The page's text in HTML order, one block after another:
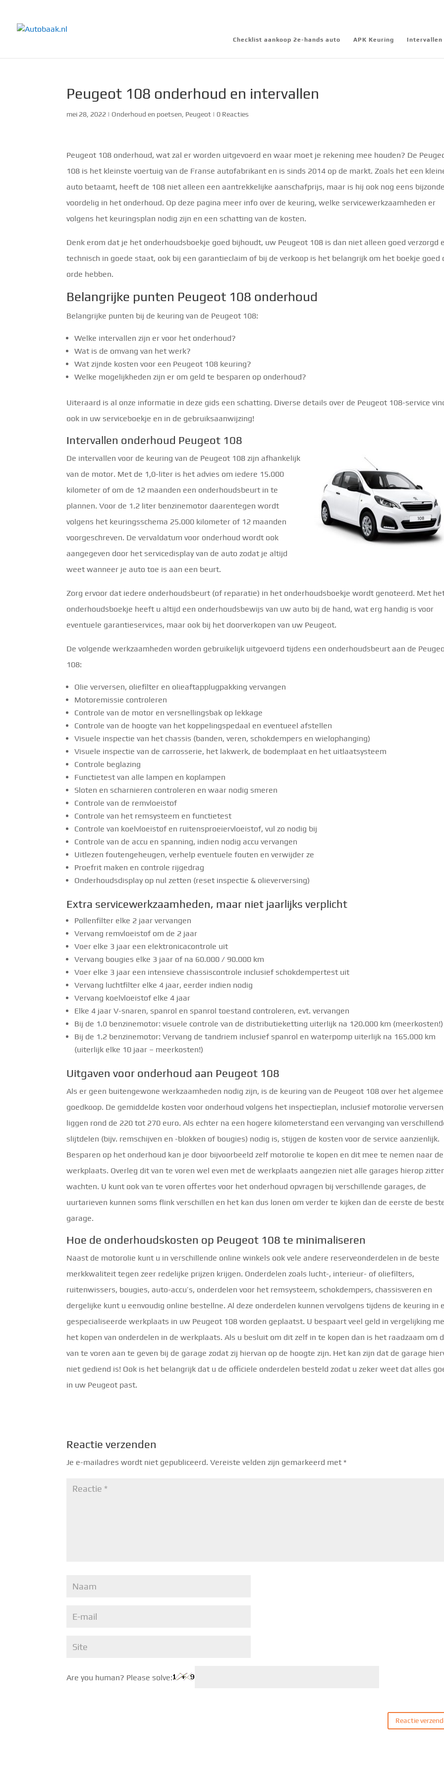
Checklist aankoop 2e-hands auto APK Keuring Intervallen
Peugeot 108 onderhoud en intervallen
mei 28, 2022 | Onderhoud en poetsen Peugeot | 0 Reacties
Peugeot 108 onderhoud, wat zal er worden uitgevoerd en waar moet je rekening mee houden? De
108 is het kleinste voertuig van de Franse autofabrikant en is sinds 2014 op de markt. Zoals het een
auto betaamt, heeft de 108 niet alleen een aantrekkelijke aanschafprijs, maar is hij ook nog eens
voordelig in het onderhoud. Op deze pagina meer info over de keuring, welke servicewerkzaamheden er
volgens het keuringsplan nodig zijn en een schatting van de kosten.
Denk erom dat je het onderhoudsboekje goed bijhoudt, uw Peugeot 108 is dan niet alleen goed verzorgd
technisch in goede staat, ook bij een garantieclaim of bij de verkoop is het belangrijk om het boekje goed
orde hebben.
Belangrijke punten Peugeot 108 onderhoud
Belangrijke punten bij de keuring van de Peugeot 108:
Welke intervallen zijn er voor het onderhoud?
Wat is de omvang van het werk?
Wat zijnde kosten voor een Peugeot 108 keuring?
Welke mogelijkheden zijn er om geld te besparen op onderhoud?
Uiteraard is al onze informatie in deze gids een schatting. Diverse details over de Peugeot 108-service
ook in uw serviceboekje en in de gebruiksaanwijzing!
Intervallen onderhoud Peugeot 108
De intervallen voor de keuring van de Peugeot 108 zijn afhankelijk
van de motor. Met de 1,0-liter is het advies om iedere 15.000
kilometer of om de 12 maanden een onderhoudsbeurt in te
plannen. Voor de 1.2 liter benzinemotor daarentegen wordt
volgens het keuringsschema 25.000 kilometer of 12 maanden
voorgeschreven. De vervaldatum voor onderhoud wordt ook
aangegeven door het servicedisplay van de auto zodat je altijd
weet wanneer je auto toe is aan een beurt.
Zorg ervoor dat iedere onderhoudsbeurt (of reparatie) in het onderhoudsboekje wordt genoteerd. Met
onderhoudsboekje heeft u altijd een onderhoudsbewijs van uw auto bij de hand, wat erg handig is voor
eventuele garantieservices, maar ook bij het doorverkopen van uw Peugeot.
De volgende werkzaamheden worden gebruikelijk uitgevoerd tijdens een onderhoudsbeurt aan de
108:
Olie verversen, oliefilter en olieaftapplugpakking vervangen
Motoremissie controleren
Controle van de motor en versnellingsbak op lekkage
Controle van de hoogte van het koppelingspedaal en eventueel afstellen
Visuele inspectie van het chassis (banden, veren, schokdempers en wielophanging)
Visuele inspectie van de carrosserie, het lakwerk, de bodemplaat en het uitlaatsysteem
Controle beglazing
Functietest van alle lampen en koplampen
Sloten en scharnieren controleren en waar nodig smeren
Controle van de remvloeistof
Controle van het remsysteem en functietest
Controle van koelvloeistof en ruitensproeiervloeistof, vul zo nodig bij
Controle van de accu en spanning, indien nodig accu vervangen
Uitlezen foutengeheugen, verhelp eventuele fouten en verwijder ze
Proefrit maken en controle rijgedrag
Onderhoudsdisplay op nul zetten (reset inspectie & olieverversing)
Extra servicewerkzaamheden, maar niet jaarlijks verplicht
Pollenfilter elke 2 jaar vervangen
Vervang remvloeistof om de 2 jaar
Voer elke 3 jaar een elektronicacontrole uit
Vervang bougies elke 3 jaar of na 60.000 / 90.000 km
Voer elke 3 jaar een intensieve chassiscontrole inclusief schokdempertest uit
Vervang luchtfilter elke 4 jaar, eerder indien nodig
Vervang koelvloeistof elke 4 jaar
Elke 4 jaar V-snaren, spanrol en spanrol toestand controleren, evt. vervangen
Bij de 1.0 benzinemotor: visuele controle van de distributieketting uiterlijk na 120.000 km (meerkosten!)
Bij de 1.2 benzinemotor: Vervang de tandriem inclusief spanrol en waterpomp uiterlijk na 165.000 km
(uiterlijk elke 10 jaar – meerkosten!)
Uitgaven voor onderhoud aan Peugeot 108
Als er geen buitengewone werkzaamheden nodig zijn, is de keuring van de Peugeot 108 over het
goedkoop. De gemiddelde kosten voor onderhoud volgens het inspectieplan, inclusief motorolie
liggen rond de 220 tot 270 euro. Als echter na een hogere kilometerstand een vervanging van
slijtdelen (bijv. remschijven en -blokken of bougies) nodig is, stijgen de kosten voor de service aanzienlijk.
Besparen op het onderhoud kan je door bijvoorbeeld zelf motorolie te kopen en dit mee te nemen naar de
werkplaats. Overleg dit van te voren wel even met de werkplaats aangezien niet alle garages hierop
wachten. U kunt ook van te voren offertes voor het onderhoud opvragen bij verschillende garages, de
uurtarieven kunnen soms flink verschillen en het kan dus lonen om verder te kijken dan de eerste de
garage.
Hoe de onderhoudskosten op Peugeot 108 te minimaliseren
Naast de motorolie kunt u in verschillende online winkels ook vele andere reserveonderdelen in de beste
merkkwaliteit tegen zeer redelijke prijzen krijgen. Onderdelen zoals lucht-, interieur- of oliefilters,
ruitenwissers, bougies, auto-accu’s, onderdelen voor het remsysteem, schokdempers, chassisveren en
dergelijke kunt u eenvoudig online bestellne. Al deze onderdelen kunnen vervolgens tijdens de keuring in
gespecialiseerde werkplaats in uw Peugeot 108 worden geplaatst. U bespaart veel geld in vergelijking
het kopen van onderdelen in de werkplaats. Als u besluit om dit zelf in te kopen dan is het raadzaam om
van te voren aan te geven bij de garage zodat zij hiervan op de hoogte zijn. Het kan zijn dat de garage
niet gediend is! Ook is het belangrijk dat u de officiele onderdelen besteld zodat u zeker weet dat alles
in uw Peugeot past.
Reactie verzenden
Je e-mailadres wordt niet gepubliceerd. Vereiste velden zijn gemarkeerd met*
Are you human? Please solve: